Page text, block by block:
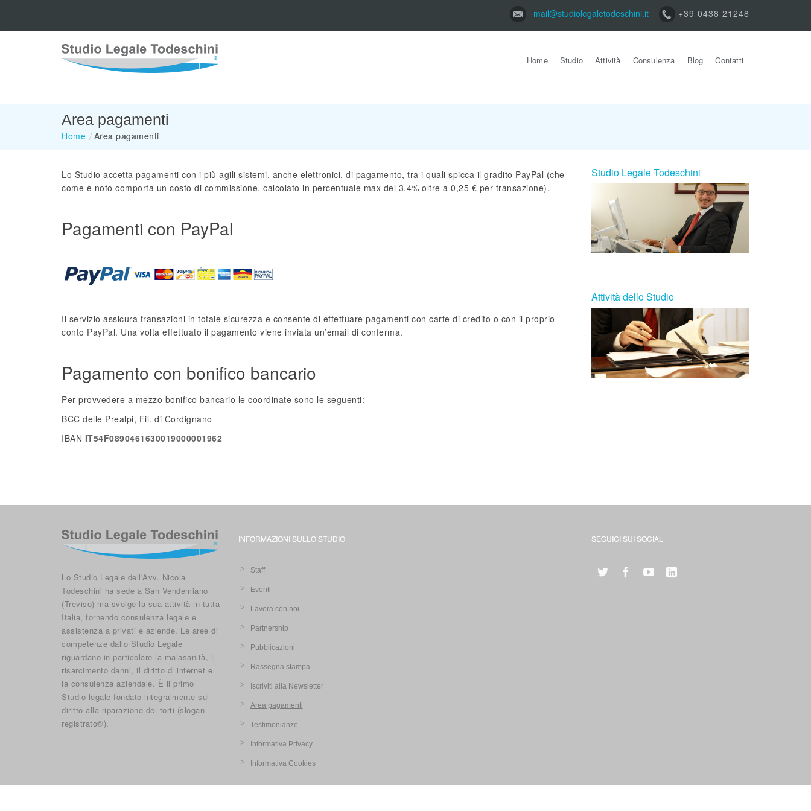
mail@studiolegaletodeschini.it +39 0438 21248
Home Studio Attività Consulenza Blog Contatti
Area pagamenti
Home / Area pagamenti
Lo Studio accetta pagamenti con i più agili sistemi, anche elettronici, di pagamento, tra i quali spicca il gradito PayPal (che
come è noto comporta un costo di commissione, calcolato in percentuale max del 3,4% oltre a 0,25 € per transazione).
Pagamenti con PayPal
Il servizio assicura transazioni in totale sicurezza e consente di effettuare pagamenti con carte di credito o con il proprio
conto PayPal. Una volta effettuato il pagamento viene inviata un’email di conferma.
Pagamento con bonifico bancario
Per provvedere a mezzo bonifico bancario le coordinate sono le seguenti:
BCC delle Prealpi, Fil. di Cordignano
IBAN IT54F0890461630019000001962
Studio Legale Todeschini
Attività dello Studio
Lo Studio Legale dell'Avv. Nicola
Todeschini ha sede a San Vendemiano
(Treviso) ma svolge la sua attività in tutta
Italia, fornendo consulenza legale e
assistenza a privati e aziende. Le aree di
competenze dallo Studio Legale
riguardano in particolare la malasanità, il
risarcimento danni, il diritto di internet e
la consulenza aziendale. È il primo
Studio legale fondato integralmente sul
diritto alla riparazione dei torti (slogan
registrato®).
INFORMAZIONI SULLO STUDIO
Staff
Eventi
Lavora con noi
Partnership
Pubblicazioni
Rassegna stampa
Iscriviti alla Newsletter
Area pagamenti
Testimonianze
Informativa Privacy
Informativa Cookies
SEGUICI SUI SOCIAL